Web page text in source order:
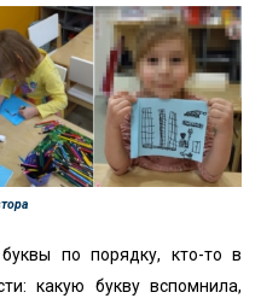
по порядку, кто-то в
какую букву вспомнила,